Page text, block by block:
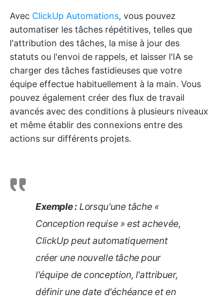
Avec ClickUp Automations, vous pouvez
automatiser les tâches répétitives, telles que
l'attribution des tâches, la mise à jour des
statuts ou l'envoi de rappels, et laisser l'IA se
charger des tâches fastidieuses que votre
équipe effectue habituellement à la main. Vous
pouvez également créer des flux de travail
avancés avec des conditions à plusieurs niveaux
et même établir des connexions entre des
actions sur différents projets.
Exemple : Lorsqu'une tâche «
Conception requise » est achevée,
ClickUp peut automatiquement
créer une nouvelle tâche pour
l'équipe de conception, l'attribuer,
définir une date d'échéance et en